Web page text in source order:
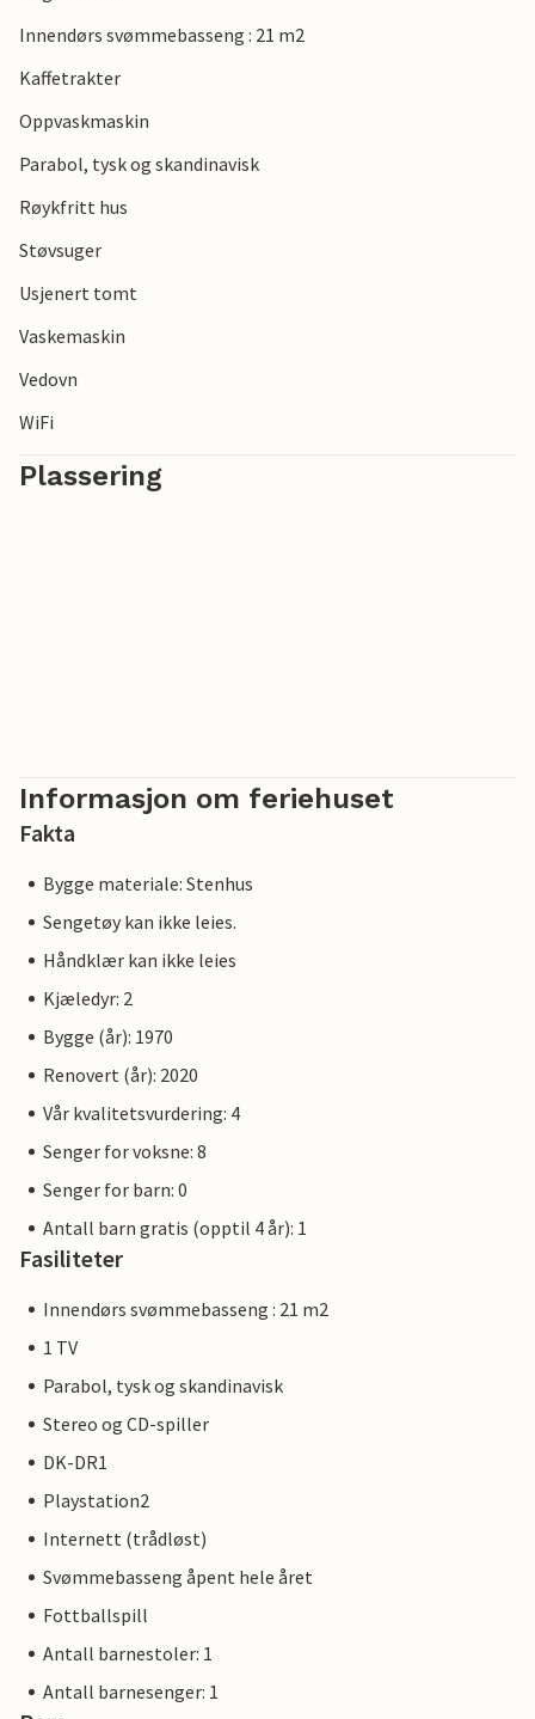
Innendørs svømmebasseng : 21 m2
Kaffetrakter
Oppvaskmaskin
Parabol, tysk og skandinavisk
Røykfritt hus
Støvsuger
Usjenert tomt
Vaskemaskin
Vedovn
WiFi
Plassering
Informasjon om feriehuset
Fakta
Bygge materiale: Stenhus
Sengetøy kan ikke leies.
Håndklær kan ikke leies
Kjæledyr: 2
Bygge (år): 1970
Renovert (år): 2020
Vår kvalitetsvurdering: 4
Senger for voksne: 8
Senger for barn: 0
Antall barn gratis (opptil 4 år): 1
Fasiliteter
Innendørs svømmebasseng : 21 m2
1 TV
Parabol, tysk og skandinavisk
Stereo og CD-spiller
DK-DR1
Playstation2
Internett (trådløst)
Svømmebasseng åpent hele året
Fottballspill
Antall barnestoler: 1
Antall barnesenger: 1